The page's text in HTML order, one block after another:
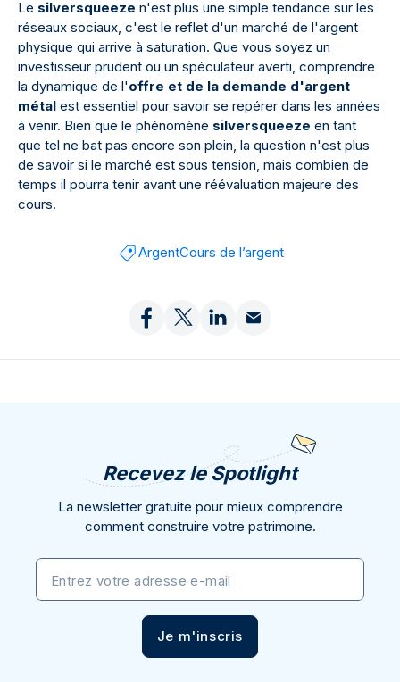
Le silversqueeze n'est plus une simple tendance sur les
réseaux sociaux, c'est le reflet d'un marché de l'argent
physique qui arrive à saturation. Que vous soyez un
investisseur prudent ou un spéculateur averti, comprendre
la dynamique de l'offre et de la demande d'argent
métal est essentiel pour savoir se repérer dans les années
à venir. Bien que le phénomène silversqueeze en tant
que tel ne bat pas encore son plein, la question n'est plus
de savoir si le marché est sous tension, mais combien de
temps il pourra tenir avant une réévaluation majeure des
cours.
ArgentCours de l’argent
Recevez le Spotlight
La newsletter gratuite pour mieux comprendre
comment construire votre patrimoine.
Entrez votre adresse e-mail
Je m'inscris